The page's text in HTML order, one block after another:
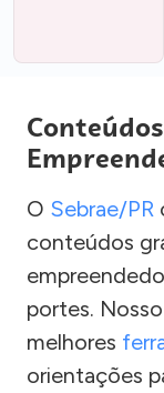
O Sebrae/PR
conteúdos
portes.
melhores
orientações